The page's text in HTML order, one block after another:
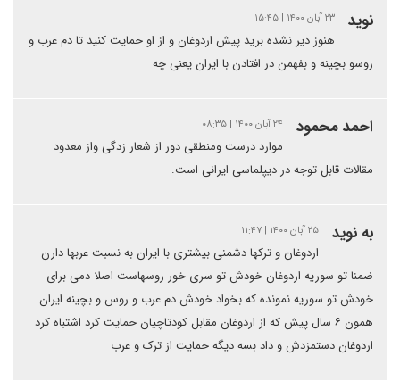
نوید ۲۳ آبان ۱۴۰۰ | ۱۵:۴۵
هنوز دیر نشده برید پیش اردوغان و از او حمایت کنید تا دم عرب و
روسو بچینه و بفهمن در افتادن با ایران یعنی چه
احمد محمود ۲۴ آبان ۱۴۰۰ | ۰۸:۳۵
موارد درست ومنطقی دور از شعار زدگی واز معدود
مقالات قابل توجه در دیپلماسی ایرانی است.
به نوید ۲۵ آبان ۱۴۰۰ | ۱۱:۴۷
اردوغان و ترکها دشمنی بیشتری با ایران به نسبت عربها دارن
ضمنا تو سوریه اردوغان خودش تو سری خور روسهاست اصلا دمی برای
خودش تو سوریه نمونده که بخواد خودش دم عرب و روس و بچینه ایران
همون ۶ سال پیش که از اردوغان مقابل کودتاچیان حمایت کرد اشتباه کرد
اردوغان دستمزدش و داد بسه دیگه حمایت از ترک و عرب